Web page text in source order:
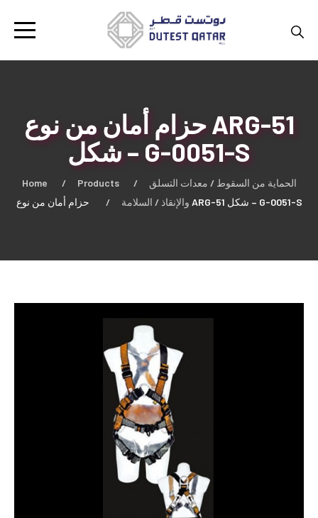
حزام أمان من نوع ARG-51
شكل – G-0051-S
Home Products
الحماية من السقوط / معدات التسلق
والإنقاذ / السلامة
حزام أمان من نوع ARG-51 شكل – G-0051-S